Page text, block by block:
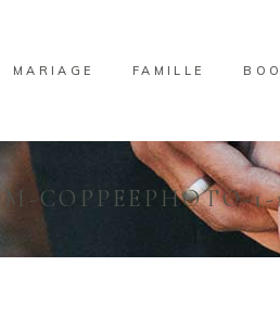
MARIAGE FAMILLE
COPPEEPHOTO-1-